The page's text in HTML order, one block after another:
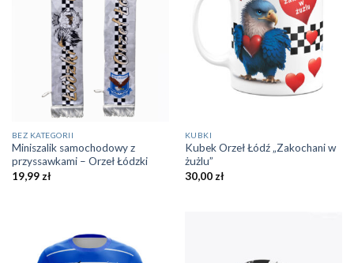
BEZ KATEGORII
Miniszalik samochodowy z
przyssawkami – Orzeł Łódzki
19,99 zł
KUBKI
Kubek Orzeł Łódź „Zakochani w
żużlu”
30,00 zł